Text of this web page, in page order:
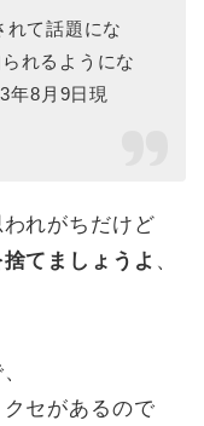
れて話題にな
れるようにな
年8月9日現
れがちだけど
てましょうよ 、
セがあるので